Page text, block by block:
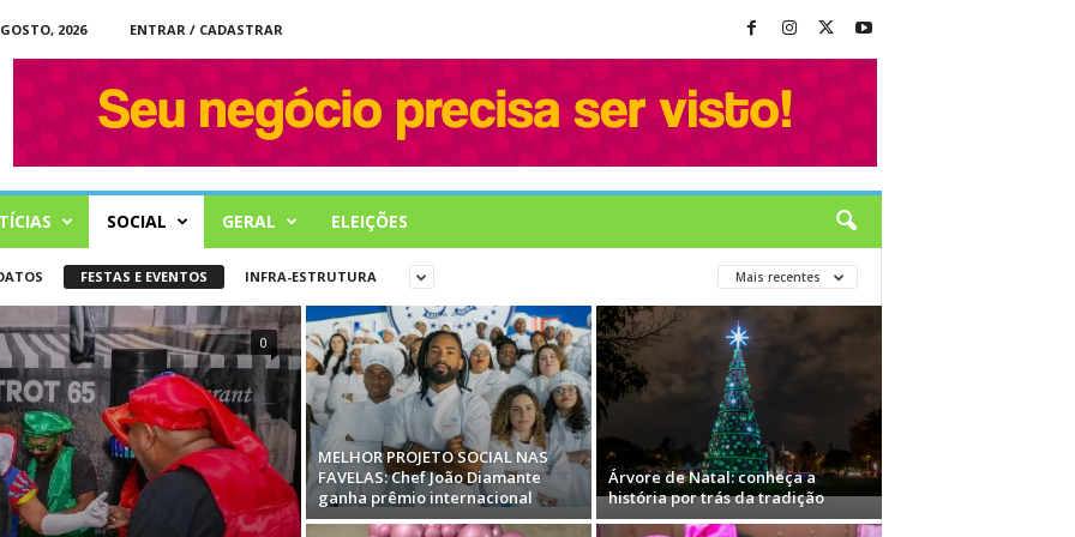
2026
ENTRAR / CADASTRAR
SOCIAL GERAL ELEIÇÕES
FESTAS E EVENTOS INFRA-ESTRUTURA Mais recentes
0
MELHOR PROJETO SOCIAL NAS
FAVELAS: Chef João Diamante
ganha prêmio internacional
Árvore de Natal: conheça a
história por trás da tradição